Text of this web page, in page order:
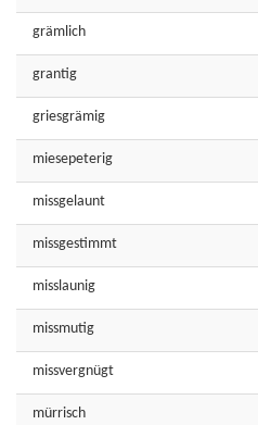
grämlich
grantig
griesgrämig
miesepeterig
missgelaunt
missgestimmt
misslaunig
missmutig
missvergnügt
mürrisch